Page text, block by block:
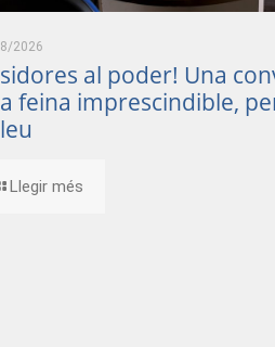
2026
al poder! Una
feina imprescindible,
Llegir més